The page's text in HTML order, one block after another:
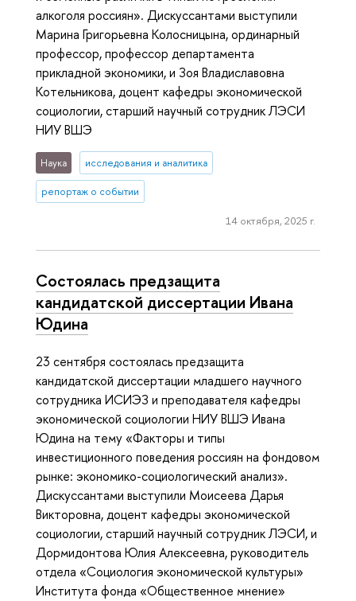
алкоголя россиян». Дискуссантами выступили
Марина Григорьевна Колосницына, ординарный
профессор, профессор департамента
прикладной экономики, и Зоя Владиславовна
Котельникова, доцент кафедры экономической
социологии, старший научный сотрудник ЛЭСИ
НИУ ВШЭ
Наука исследования и аналитика
репортаж о событии
14 октября, 2025 г.
Состоялась предзащита
кандидатской диссертации Ивана
Юдина
23 сентября состоялась предзащита
кандидатской диссертации младшего научного
сотрудника ИСИЭЗ и преподавателя кафедры
экономической социологии НИУ ВШЭ Ивана
Юдина на тему «Факторы и типы
инвестиционного поведения россиян на фондовом
рынке: экономико-социологический анализ».
Дискуссантами выступили Моисеева Дарья
Викторовна, доцент кафедры экономической
социологии, старший научный сотрудник ЛЭСИ, и
Дормидонтова Юлия Алексеевна, руководитель
отдела «Социология экономической культуры»
Института фонда «Общественное мнение»